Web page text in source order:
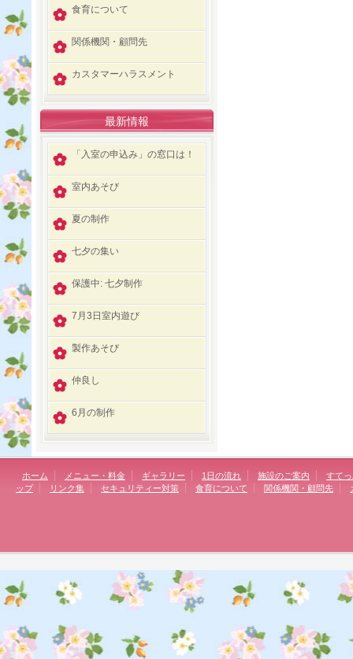
食育について
関係機関・顧問先
カスタマーハラスメント
最新情報
「入室の申込み」の窓口は！
室内あそび
夏の制作
七夕の集い
保護中: 七夕制作
7月3日室内遊び
製作あそび
仲良し
6月の制作
ホーム メニュー・料金 ギャラリー 1日の流れ 施設のご案内
すて
ップ
リンク集 セキュリティー対策 食育について 関係機関・顧問先